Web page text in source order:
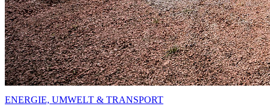
ENERGIE, UMWELT & TRANSPORT